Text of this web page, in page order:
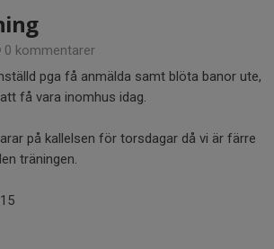
0 kommentarer
pga få anmälda samt blöta banor ute,
få vara inomhus idag.
på kallelsen för torsdagar då vi är färre
träningen.